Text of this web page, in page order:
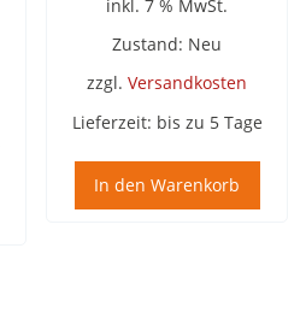
inkl. 7 % MwSt.
Zustand: Neu
zzgl.Versandkosten
Lieferzeit: bis zu 5 Tage
In den Warenkorb